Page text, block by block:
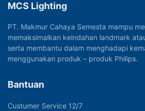
MCS Lighting
PT. Makmur Cahaya Semesta mampu
memaksimalkan keindahan landmark
serta membantu dalam menghadapi
menggunakan produk – produk Philips.
Bantuan
Custumer Service 12/7